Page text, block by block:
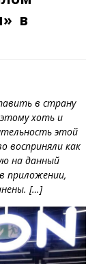
в
в страну
хоть и
этой
восприняли как
на данный
приложении,
[…]